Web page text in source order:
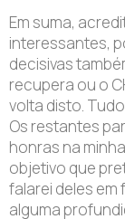
Em suma,
interessantes,
decisivas
recupera ou o
volta disto.
Os restantes
honras na
objetivo que
falarei deles em
alguma